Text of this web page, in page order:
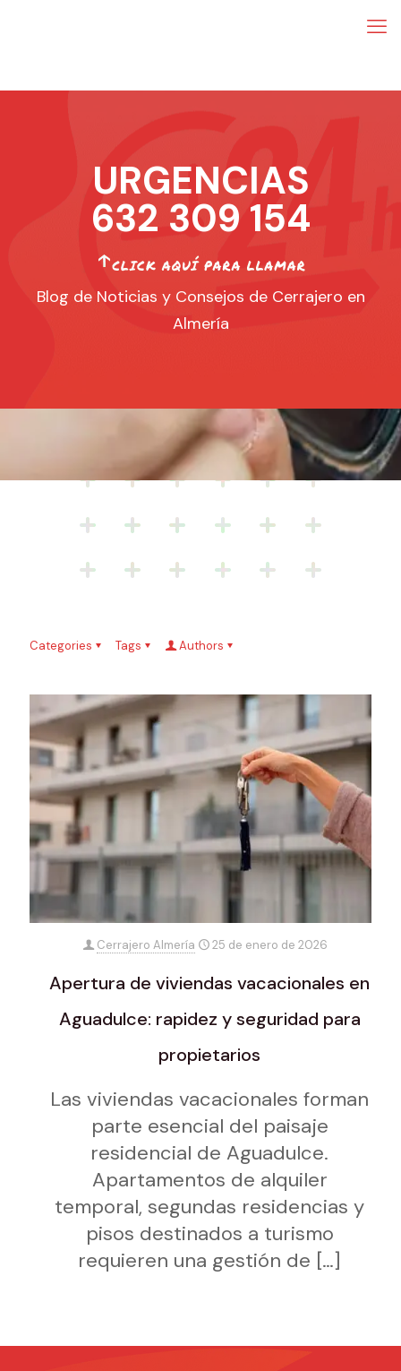
URGENCIAS
632 309 154
Blog de Noticias y Consejos de Cerrajero en
Almería
Categories Tags Authors
Cerrajero Almería 25 de enero de 2026
Apertura de viviendas vacacionales en
Aguadulce: rapidez y seguridad para
propietarios
Las viviendas vacacionales forman
parte esencial del paisaje
residencial de Aguadulce.
Apartamentos de alquiler
temporal, segundas residencias y
pisos destinados a turismo
requieren una gestión de […]